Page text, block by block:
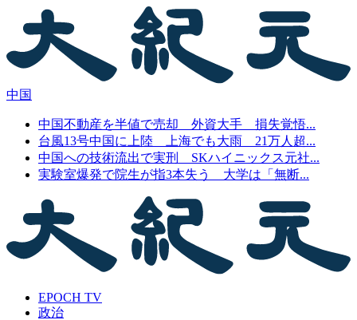
中国
中国不動産を半値で売却 外資大手 損失覚悟...
台風13号中国に上陸 上海でも大雨 21万人超...
中国への技術流出で実刑 SKハイニックス元社...
実験室爆発で院生が指3本失う 大学は「無断...
EPOCH TV
政治